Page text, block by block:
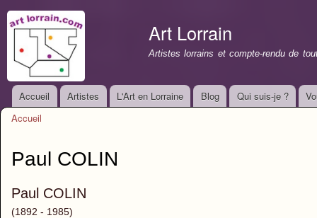
Art Lorrain
Artistes lorrains et compte-rendu de
Menu principal
Accueil Artistes L'Art en Lorraine Blog Qui suis-je ?
Accueil
Paul COLIN
Paul COLIN
(1892 - 1985)